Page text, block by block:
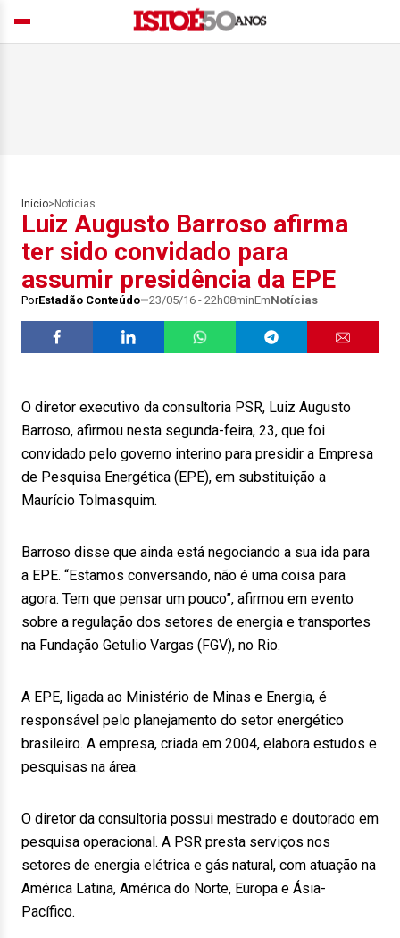
Início> Notícias
Luiz Augusto Barroso afirma
ter sido convidado para
assumir presidência da EPE
PorEstadão Conteúdo 23/05/16 - 22h08minEmNotícias
O diretor executivo da consultoria PSR, Luiz Augusto
Barroso, afirmou nesta segunda-feira, 23, que foi
convidado pelo governo interino para presidir a Empresa
de Pesquisa Energética (EPE), em substituição a
Maurício Tolmasquim.
Barroso disse que ainda está negociando a sua ida para
a EPE. “Estamos conversando, não é uma coisa para
agora. Tem que pensar um pouco”, afirmou em evento
sobre a regulação dos setores de energia e transportes
na Fundação Getulio Vargas (FGV), no Rio.
A EPE, ligada ao Ministério de Minas e Energia, é
responsável pelo planejamento do setor energético
brasileiro. A empresa, criada em 2004, elabora estudos e
pesquisas na área.
O diretor da consultoria possui mestrado e doutorado em
pesquisa operacional. A PSR presta serviços nos
setores de energia elétrica e gás natural, com atuação na
América Latina, América do Norte, Europa e Ásia-
Pacífico.